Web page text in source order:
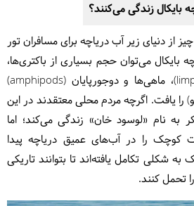
بایکال زندگی می‌کنند؟
از دنیای زیر آب دریاچه برای مسافران تور
بایکال می‌توان حجم بسیاری از باکتری‌ها،
اسفنج‌ها، خاره‌چسب (limpets)، ماهی‌ها و دوجورپایان (amphipods)
یافت. اگرچه مردم محلی معتقدند در این
به نام «لوسود خان» زندگی می‌کند؛ اما
کوچک را در آب‌های عمیق دریاچه پیدا
شکلی تکامل یافته‌اند تا بتوانند تاریکی
تحمل کنند.